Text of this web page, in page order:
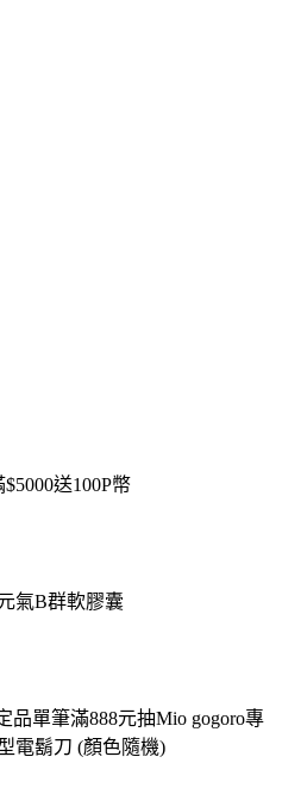
送100P幣
氣B群軟膠囊
品單筆滿888元抽Mio gogoro專
電鬍刀 (顏色隨機)